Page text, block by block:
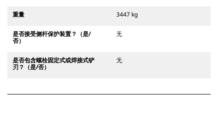
重量 3447 kg
是否接受侧杆保护装置？（是/
否）
无
是否包含螺栓固定式或焊接式铲
刃？（是/否）
无